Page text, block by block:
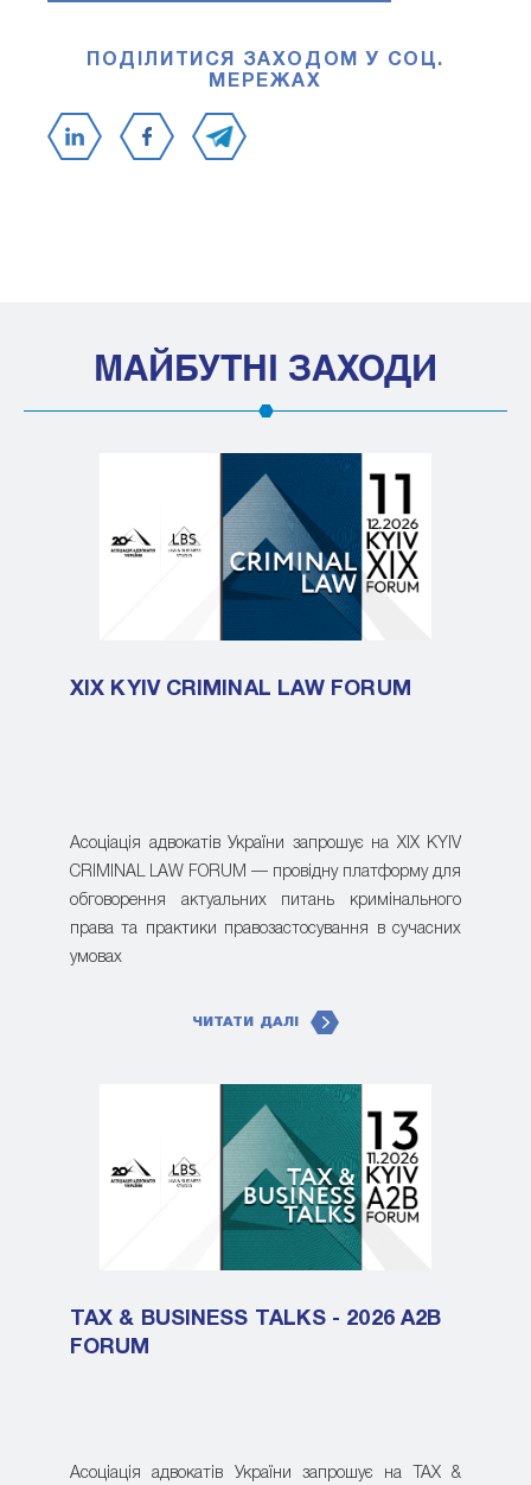
ПОДІЛИТИСЯ ЗАХОДОМ У СОЦ.
МЕРЕЖАХ
МАЙБУТНІ ЗАХОДИ
XIX KYIV CRIMINAL LAW FORUM
Асоціація адвокатів України запрошує на XIX KYIV
CRIMINAL LAW FORUM — провідну платформу для
обговорення актуальних питань кримінального
права та практики правозастосування в сучасних
умовах
ЧИТАТИ ДАЛІ
TAX & BUSINESS TALKS - 2026 A2B
FORUM
Асоціація адвокатів України запрошує на TAX &